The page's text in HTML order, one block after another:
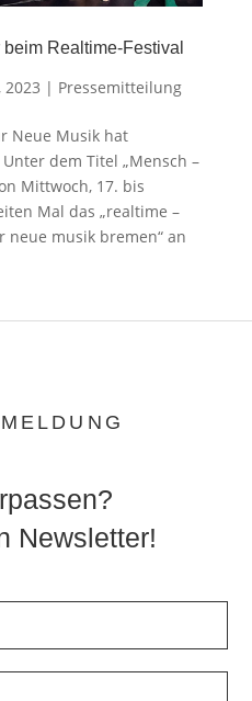
Realtime-Festival
2023 | Pressemitteilung
Neue Musik hat
dem Titel „Mensch –
Mittwoch, 17. bis
Mal das „realtime –
musik bremen“ an
Newsletter!